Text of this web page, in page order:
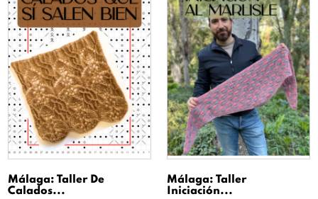
Málaga: Taller De
Calados...
Málaga: Taller
Iniciación...